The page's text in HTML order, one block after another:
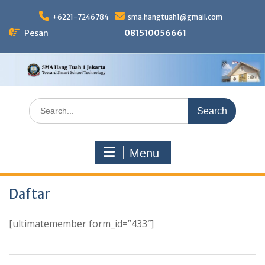
content
+6221-7246784 sma.hangtuah1@gmail.com
Pesan 081510056661
Search
for:
Menu
Daftar
[ultimatemember form_id=”433″]